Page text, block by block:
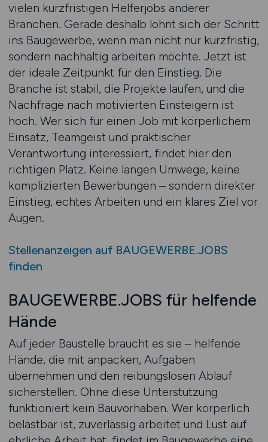
vielen kurzfristigen Helferjobs anderer
Branchen. Gerade deshalb lohnt sich der Schritt
ins Baugewerbe, wenn man nicht nur kurzfristig,
sondern nachhaltig arbeiten möchte. Jetzt ist
der ideale Zeitpunkt für den Einstieg. Die
Branche ist stabil, die Projekte laufen, und die
Nachfrage nach motivierten Einsteigern ist
hoch. Wer sich für einen Job mit körperlichem
Einsatz, Teamgeist und praktischer
Verantwortung interessiert, findet hier den
richtigen Platz. Keine langen Umwege, keine
komplizierten Bewerbungen – sondern direkter
Einstieg, echtes Arbeiten und ein klares Ziel vor
Augen.
Stellenanzeigen auf BAUGEWERBE.JOBS
finden
BAUGEWERBE.JOBS für helfende
Hände
Auf jeder Baustelle braucht es sie – helfende
Hände, die mit anpacken, Aufgaben
übernehmen und den reibungslosen Ablauf
sicherstellen. Ohne diese Unterstützung
funktioniert kein Bauvorhaben. Wer körperlich
belastbar ist, zuverlässig arbeitet und Lust auf